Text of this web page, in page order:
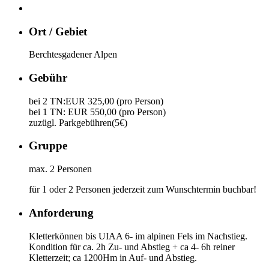
Ort / Gebiet
Berchtesgadener Alpen
Gebühr
bei 2 TN:EUR 325,00 (pro Person)
bei 1 TN: EUR 550,00 (pro Person)
zuzügl. Parkgebühren(5€)
Gruppe
max. 2 Personen
für 1 oder 2 Personen jederzeit zum Wunschtermin buchbar!
Anforderung
Kletterkönnen bis UIAA 6- im alpinen Fels im Nachstieg.
Kondition für ca. 2h Zu- und Abstieg + ca 4- 6h reiner
Kletterzeit; ca 1200Hm in Auf- und Abstieg.